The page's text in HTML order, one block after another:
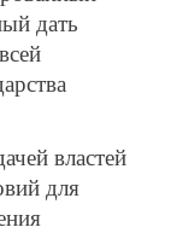
дать
властей
для